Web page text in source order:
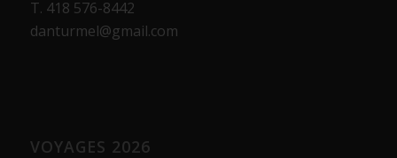
T. 418 576-8442
danturmel@gmail.com
VOYAGES 2026